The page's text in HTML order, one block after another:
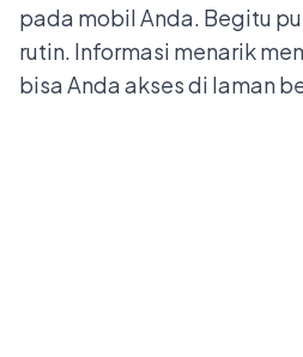
pada mobil Anda. Begitu
rutin. Informasi menarik
bisa Anda akses di laman